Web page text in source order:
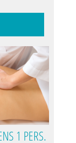
1 PERS.